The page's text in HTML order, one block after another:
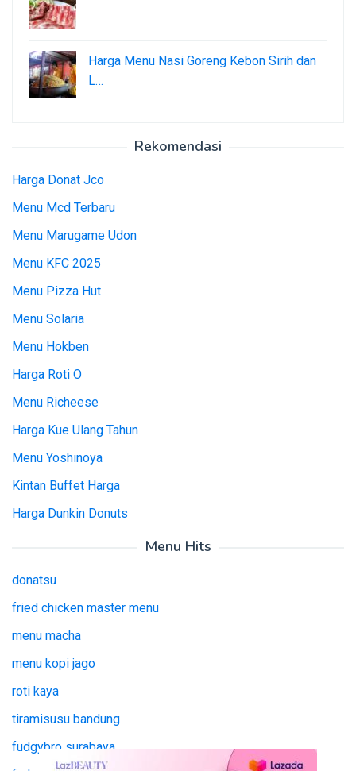
Harga Menu Nasi Goreng Kebon Sirih dan
L…
Rekomendasi
Harga Donat Jco
Menu Mcd Terbaru
Menu Marugame Udon
Menu KFC 2025
Menu Pizza Hut
Menu Solaria
Menu Hokben
Harga Roti O
Menu Richeese
Harga Kue Ulang Tahun
Menu Yoshinoya
Kintan Buffet Harga
Harga Dunkin Donuts
Menu Hits
donatsu
fried chicken master menu
menu macha
menu kopi jago
roti kaya
tiramisusu bandung
fudgybro surabaya